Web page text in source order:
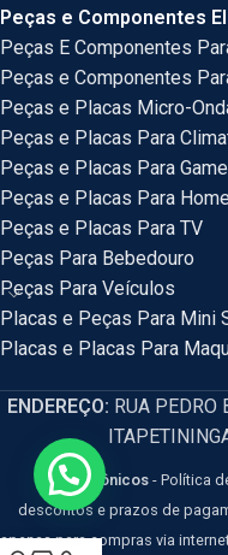
Peças e Componentes
Peças E Componentes
Peças e Componentes
Peças e Placas Micro-
Peças e Placas Para
Peças e Placas Para Game
Peças e Placas Para
Peças e Placas Para TV
Peças Para Bebedouro
Peças Para Veículos
Placas e Peças Para Mini
Placas e Placas Para
ENDEREÇO: RUA PEDRO
HM Eletrônicos - Política
descontos e prazos de
apenas para compras via